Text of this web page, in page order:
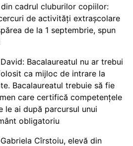
cadrul cluburilor copiilor:
de activități extrașcolare
de la 1 septembrie, spun
Bacalaureatul nu ar trebui
ca mijloc de intrare la
Bacalaureatul trebuie să fie
care certifică competențele
le ai după parcursul unui
obligatoriu
Cîrstoiu, elevă din